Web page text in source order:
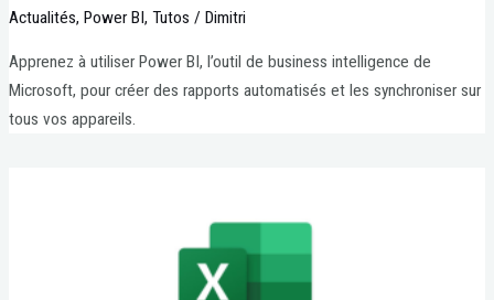
Actualités,Power BI,Tutos /Dimitri
Apprenez à utiliser Power BI, l’outil de business intelligence de
Microsoft, pour créer des rapports automatisés et les synchroniser sur
tous vos appareils.